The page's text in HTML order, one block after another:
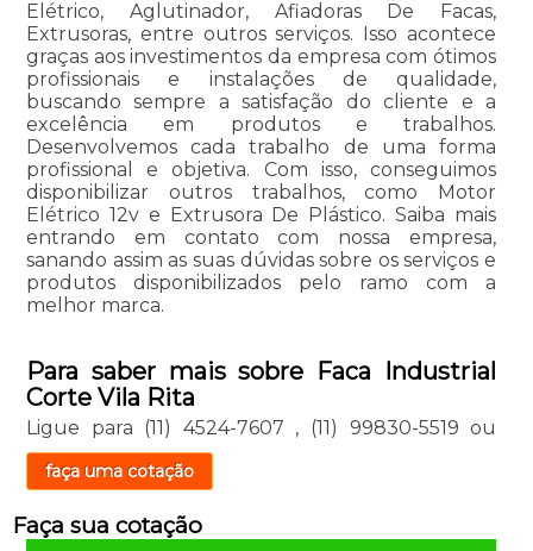
Elétrico, Aglutinador, Afiadoras De Facas,
Extrusoras, entre outros serviços. Isso acontece
graças aos investimentos da empresa com ótimos
profissionais e instalações de qualidade,
buscando sempre a satisfação do cliente e a
excelência em produtos e trabalhos.
Desenvolvemos cada trabalho de uma forma
profissional e objetiva. Com isso, conseguimos
disponibilizar outros trabalhos, como Motor
Elétrico 12v e Extrusora De Plástico. Saiba mais
entrando em contato com nossa empresa,
sanando assim as suas dúvidas sobre os serviços e
produtos disponibilizados pelo ramo com a
melhor marca.
Para saber mais sobre Faca Industrial
Corte Vila Rita
Ligue para (11) 4524-7607 , (11) 99830-5519 ou
faça uma cotação
Faça sua cotação